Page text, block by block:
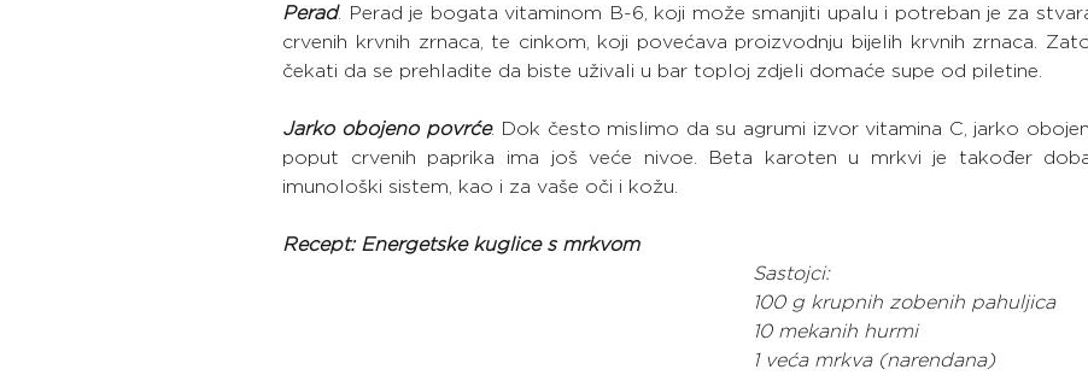
Perad. Perad je bogata vitaminom B-6, koji može smanjiti upalu i potreban je za
crvenih krvnih zrnaca, te cinkom, koji povećava proizvodnju bijelih krvnih zrnaca.
čekati da se prehladite da biste uživali u bar toploj zdjeli domaće supe od piletine.
Jarko obojeno povrće. Dok često mislimo da su agrumi izvor vitamina C, jarko
poput crvenih paprika ima još veće nivoe. Beta karoten u mrkvi je također
imunološki sistem, kao i za vaše oči i kožu.
Recept: Energetske kuglice s mrkvom
Sastojci:
100 g krupnih zobenih pahuljica
10 mekanih hurmi
1 veća mrkva (narendana)